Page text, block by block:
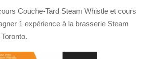
Couche-Tard Steam Whistle et cours
1 expérience à la brasserie Steam